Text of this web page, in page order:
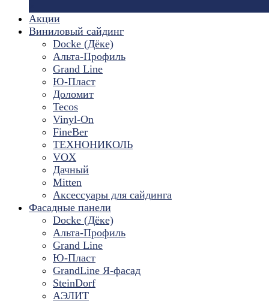
Акции
Виниловый сайдинг
Docke (Дёке)
Альта-Профиль
Grand Line
Ю-Пласт
Доломит
Tecos
Vinyl-On
FineBer
ТЕХНОНИКОЛЬ
VOX
Дачный
Mitten
Аксессуары для сайдинга
Фасадные панели
Docke (Дёке)
Альта-Профиль
Grand Line
Ю-Пласт
GrandLine Я-фасад
SteinDorf
АЭЛИТ